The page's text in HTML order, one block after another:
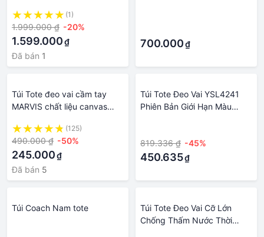
26320168-01 (1)
1.999.000 ₫ -20%
1.599.000₫
Đã bán 1
700.000₫
Túi Tote đeo vai cầm tay
MARVIS chất liệu canvas
Hãng Midori M Studio
(125)
490.000 ₫ -50%
245.000₫
Đã bán 5
Túi Tote Đeo Vai YSL4241
Phiên Bản Giới Hạn Màu
819.336 ₫ -45%
450.635₫
Túi Coach Nam tote
Túi Tote Đeo Vai Cỡ Lớn
Chống Thấm Nước Thời